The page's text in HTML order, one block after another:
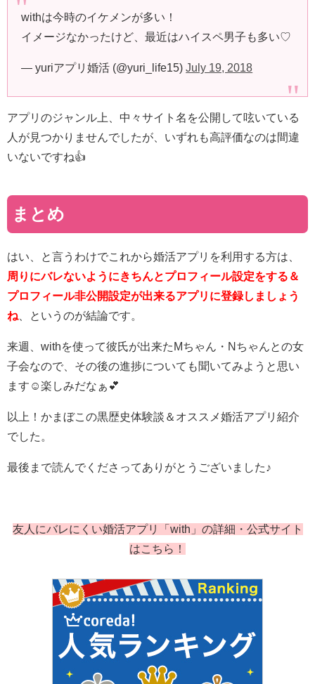
withは今時のイケメンが多い！
イメージなかったけど、最近はハイスペ男子も多い♡
— yuriアプリ婚活 (@yuri_life15)July 19, 2018
アプリのジャンル上、中々サイト名を公開して呟いている
人が見つかりませんでしたが、いずれも高評価なのは間違
いないですね👍
まとめ
はい、と言うわけでこれから婚活アプリを利用する方は、
周りにバレないようにきちんとプロフィール設定をする＆
プロフィール非公開設定が出来るアプリに登録しましょう
ね 、というのが結論です。
来週、withを使って彼氏が出来たMちゃん・Nちゃんとの女
子会なので、その後の進捗についても聞いてみようと思い
ます☺楽しみだなぁ💕
以上！かまぼこの黒歴史体験談＆オススメ婚活アプリ紹介
でした。
最後まで読んでくださってありがとうございました♪
友人にバレにくい婚活アプリ「with」の詳細・公式サイト
はこちら！